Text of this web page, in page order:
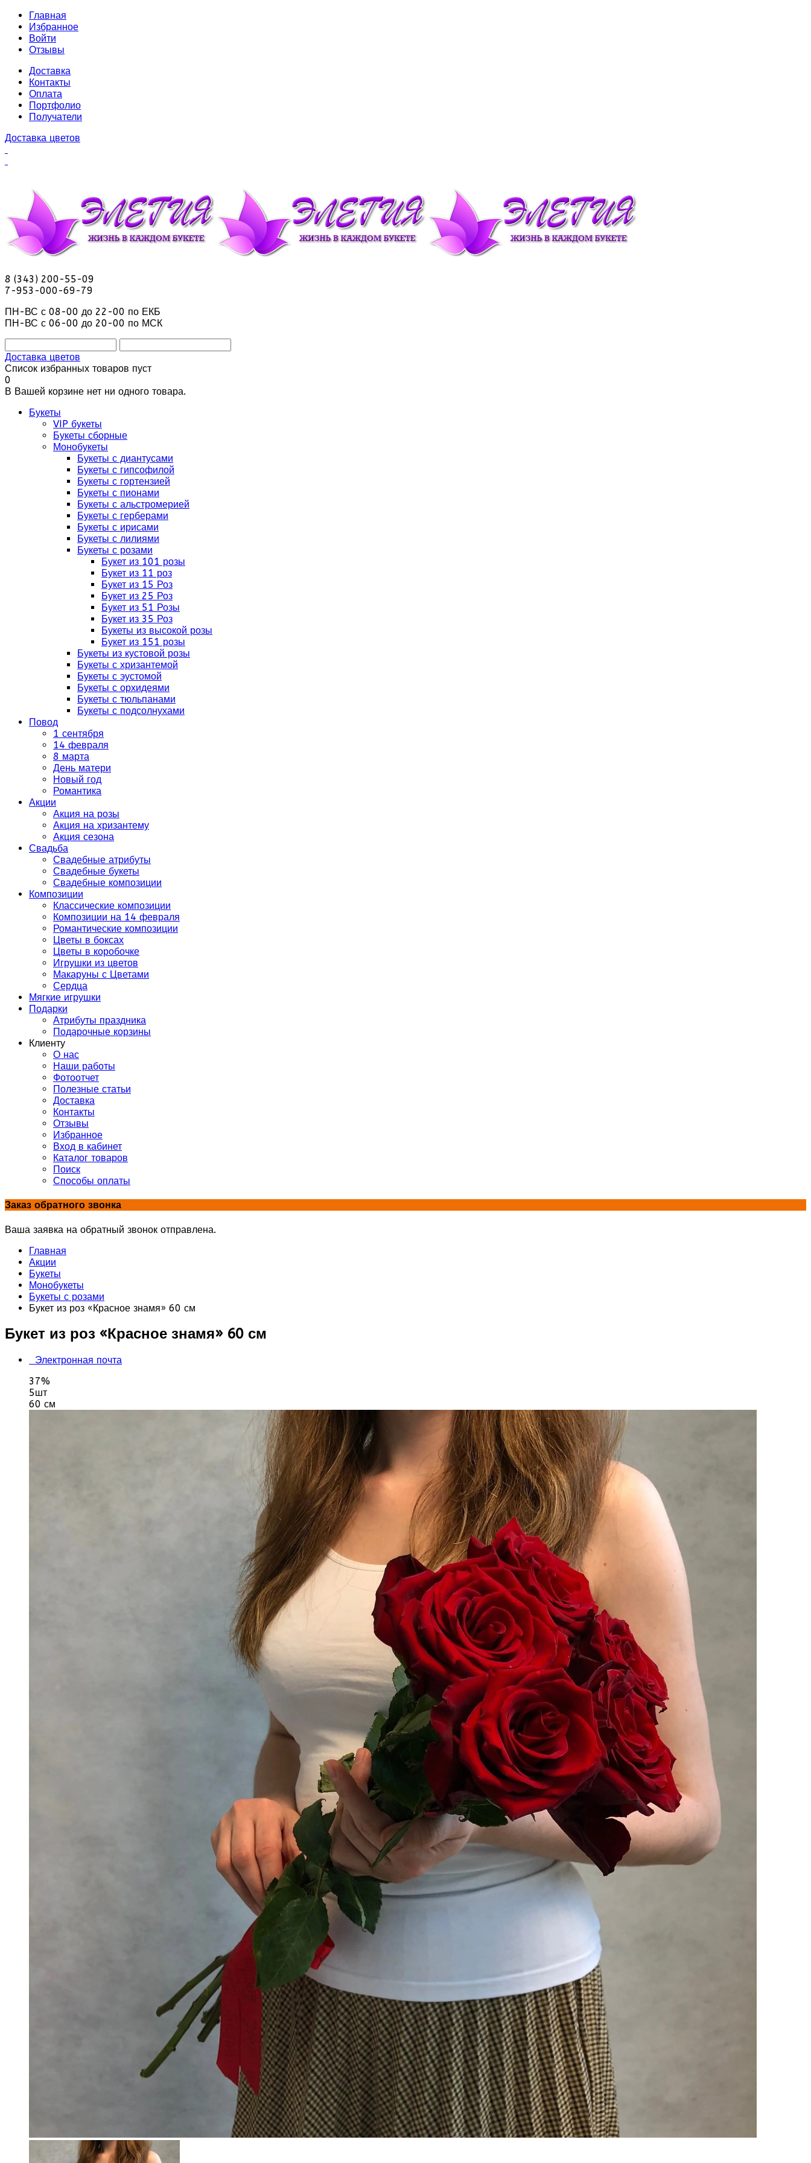
Главная
Избранное
Войти
Отзывы
Доставка
Контакты
Оплата
Портфолио
Получатели
Доставка цветов
8 (343) 200-55-09
7-953-000-69-79
ПН-ВС с 08-00 до 22-00 по ЕКБ
ПН-ВС с 06-00 до 20-00 по МСК
Доставка цветов
Список избранных товаров пуст
0
В Вашей корзине нет ни одного товара.
Букеты
VIP букеты
Букеты сборные
Монобукеты
Букеты с диантусами
Букеты с гипсофилой
Букеты с гортензией
Букеты с пионами
Букеты с альстромерией
Букеты с герберами
Букеты с ирисами
Букеты с лилиями
Букеты с розами
Букет из 101 розы
Букет из 11 роз
Букет из 15 Роз
Букет из 25 Роз
Букет из 51 Розы
Букет из 35 Роз
Букеты из высокой розы
Букет из 151 розы
Букеты из кустовой розы
Букеты с хризантемой
Букеты с эустомой
Букеты с орхидеями
Букеты с тюльпанами
Букеты с подсолнухами
Повод
1 сентября
14 февраля
8 марта
День матери
Новый год
Романтика
Акции
Акция на розы
Акция на хризантему
Акция сезона
Свадьба
Свадебные атрибуты
Свадебные букеты
Свадебные композиции
Композиции
Классические композиции
Композиции на 14 февраля
Романтические композиции
Цветы в боксах
Цветы в коробочке
Игрушки из цветов
Макаруны с Цветами
Сердца
Мягкие игрушки
Подарки
Атрибуты праздника
Подарочные корзины
Клиенту
О нас
Наши работы
Фотоотчет
Полезные статьи
Доставка
Контакты
Отзывы
Избранное
Вход в кабинет
Каталог товаров
Поиск
Способы оплаты
Заказ обратного звонка
Ваша заявка на обратный звонок отправлена.
Главная
Акции
Букеты
Монобукеты
Букеты с розами
Букет из роз «Красное знамя» 60 см
Букет из роз «Красное знамя» 60 см
Электронная почта
37%
5шт
60 см